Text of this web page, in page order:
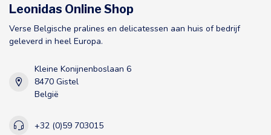
Leonidas Online Shop
Verse Belgische pralines en delicatessen aan huis of bedrijf
geleverd in heel Europa.
Kleine Konijnenboslaan 6
8470 Gistel
België
+32 (0)59 703015